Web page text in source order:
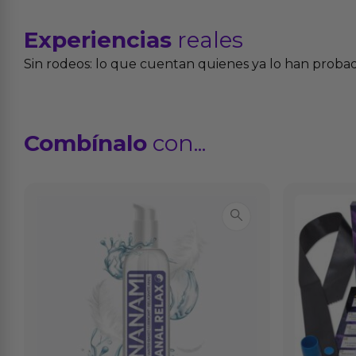
Experiencias reales
Sin rodeos: lo que cuentan quienes ya lo han
Combínalo con...